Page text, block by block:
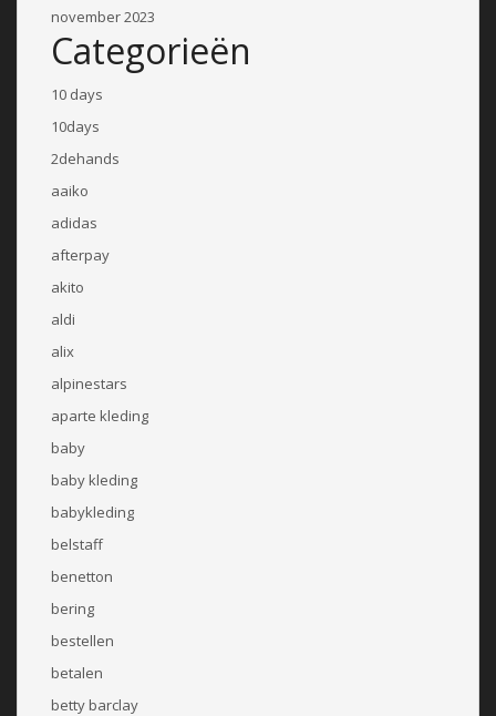
november 2023
Categorieën
10 days
10days
2dehands
aaiko
adidas
afterpay
akito
aldi
alix
alpinestars
aparte kleding
baby
baby kleding
babykleding
belstaff
benetton
bering
bestellen
betalen
betty barclay